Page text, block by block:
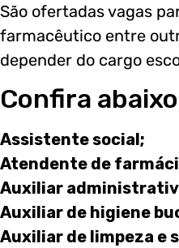
São ofertadas vagas
farmacêutico entre
depender do cargo
Confira
Assistente social;
Atendente de
Auxiliar
Auxiliar de higiene
Auxiliar de limpeza e